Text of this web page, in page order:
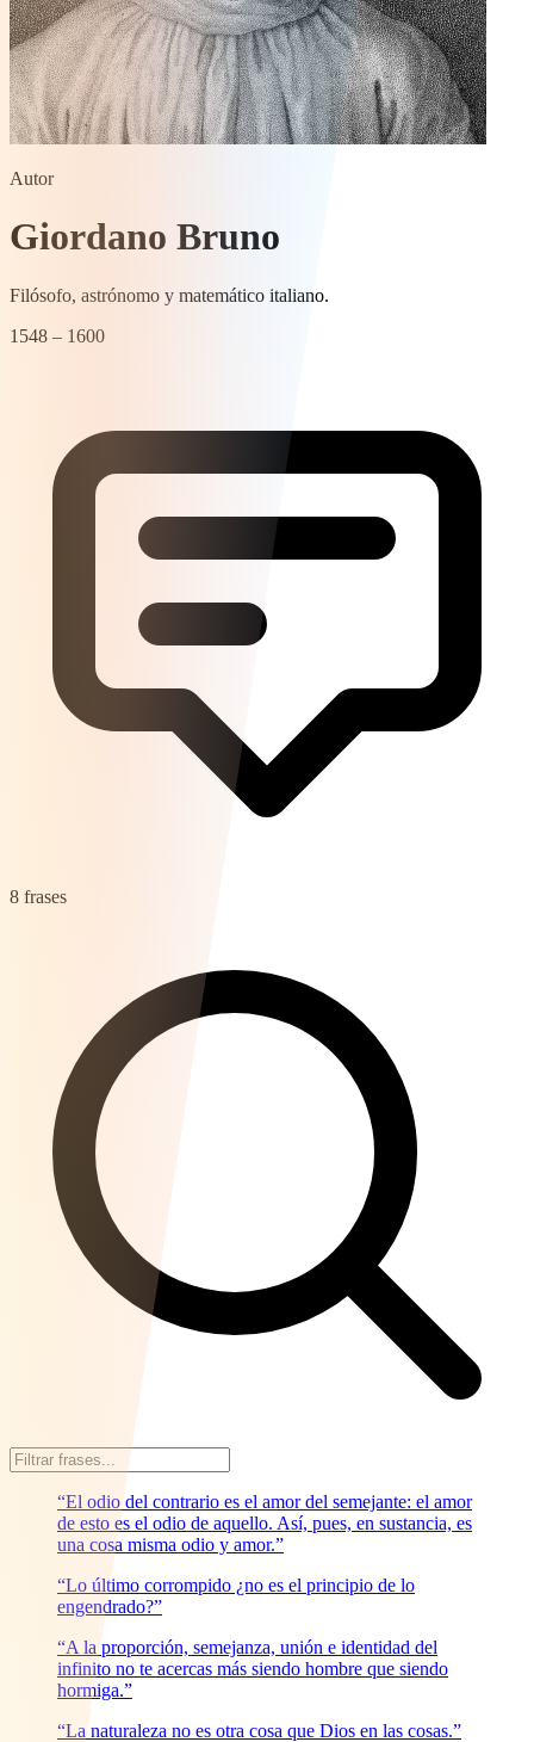
Autor
Giordano Bruno
Filósofo, astrónomo y matemático italiano.
1548 – 1600
8 frases
“El odio del contrario es el amor del semejante: el amor
de esto es el odio de aquello. Así, pues, en sustancia, es
una cosa misma odio y amor.”
“Lo último corrompido ¿no es el principio de lo
engendrado?”
“A la proporción, semejanza, unión e identidad del
infinito no te acercas más siendo hombre que siendo
hormiga.”
“La naturaleza no es otra cosa que Dios en las cosas.”